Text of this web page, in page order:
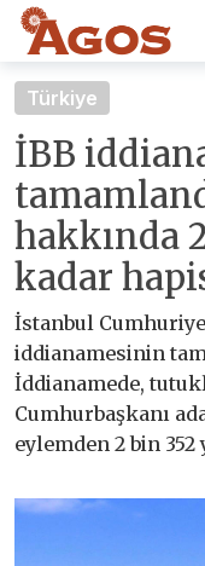
Türkiye
İBB
hakkında
kadar
İstanbul
iddianamesinin
İddianamede,
Cumhurbaşkanı
eylemden 2 bin